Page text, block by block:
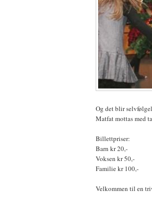
Og det blir
Matfat mottas med
Billettpriser:
Barn kr 20,-
Voksen kr 50,-
Familie kr 100,-
Velkommen til en